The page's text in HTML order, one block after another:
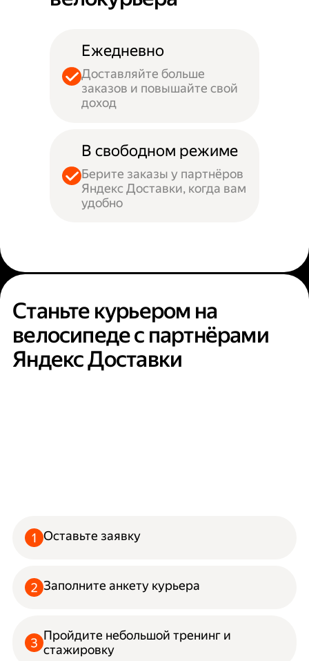
Ежедневно
Доставляйте больше
заказов и повышайте свой
доход
В свободном режиме
Берите заказы у партнёров
Яндекс Доставки, когда вам
удобно
Станьте курьером на
велосипеде с партнёрами
Яндекс Доставки
Оставьте заявку
Заполните анкету курьера
Пройдите небольшой тренинг и
стажировку